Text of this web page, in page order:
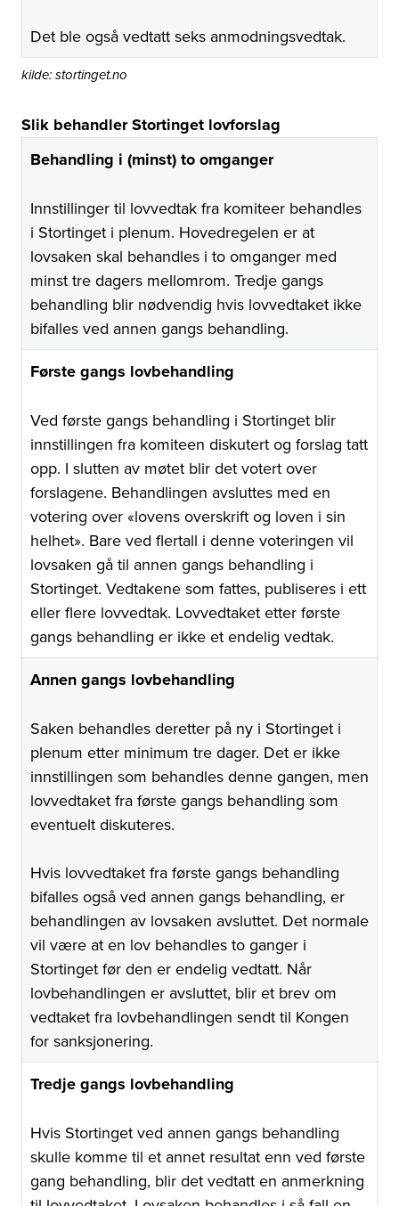
Det ble også vedtatt seks anmodningsvedtak.
kilde: stortinget.no
Slik behandler Stortinget lovforslag
Behandling i (minst) to omganger
Innstillinger til lovvedtak fra komiteer behandles
i Stortinget i plenum. Hovedregelen er at
lovsaken skal behandles i to omganger med
minst tre dagers mellomrom. Tredje gangs
behandling blir nødvendig hvis lovvedtaket ikke
bifalles ved annen gangs behandling.
Første gangs lovbehandling
Ved første gangs behandling i Stortinget blir
innstillingen fra komiteen diskutert og forslag tatt
opp. I slutten av møtet blir det votert over
forslagene. Behandlingen avsluttes med en
votering over «lovens overskrift og loven i sin
helhet». Bare ved flertall i denne voteringen vil
lovsaken gå til annen gangs behandling i
Stortinget. Vedtakene som fattes, publiseres i ett
eller flere lovvedtak. Lovvedtaket etter første
gangs behandling er ikke et endelig vedtak.
Annen gangs lovbehandling
Saken behandles deretter på ny i Stortinget i
plenum etter minimum tre dager. Det er ikke
innstillingen som behandles denne gangen, men
lovvedtaket fra første gangs behandling som
eventuelt diskuteres.
Hvis lovvedtaket fra første gangs behandling
bifalles også ved annen gangs behandling, er
behandlingen av lovsaken avsluttet. Det normale
vil være at en lov behandles to ganger i
Stortinget før den er endelig vedtatt. Når
lovbehandlingen er avsluttet, blir et brev om
vedtaket fra lovbehandlingen sendt til Kongen
for sanksjonering.
Tredje gangs lovbehandling
Hvis Stortinget ved annen gangs behandling
skulle komme til et annet resultat enn ved første
gang behandling, blir det vedtatt en anmerkning